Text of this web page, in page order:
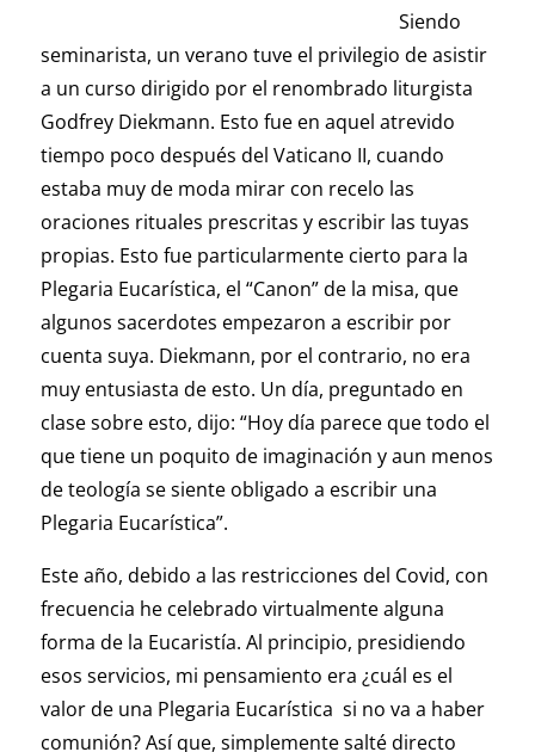
Siendo
seminarista, un verano tuve el privilegio de asistir
a un curso dirigido por el renombrado liturgista
Godfrey Diekmann. Esto fue en aquel atrevido
tiempo poco después del Vaticano II, cuando
estaba muy de moda mirar con recelo las
oraciones rituales prescritas y escribir las tuyas
propias. Esto fue particularmente cierto para la
Plegaria Eucarística, el “Canon” de la misa, que
algunos sacerdotes empezaron a escribir por
cuenta suya. Diekmann, por el contrario, no era
muy entusiasta de esto. Un día, preguntado en
clase sobre esto, dijo: “Hoy día parece que todo el
que tiene un poquito de imaginación y aun menos
de teología se siente obligado a escribir una
Plegaria Eucarística”.
Este año, debido a las restricciones del Covid, con
frecuencia he celebrado virtualmente alguna
forma de la Eucaristía. Al principio, presidiendo
esos servicios, mi pensamiento era ¿cuál es el
valor de una Plegaria Eucarística si no va a haber
comunión? Así que, simplemente salté directo